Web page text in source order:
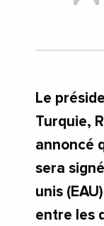
Le
Turquie,
annoncé
sera
unis
entre les